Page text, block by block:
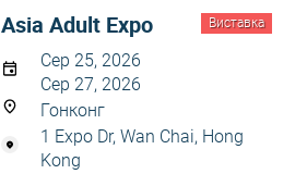
Виставка
Asia Adult Expo
Сер 25, 2026
Сер 27, 2026
Гонконг
1 Expo Dr, Wan Chai, Hong
Kong